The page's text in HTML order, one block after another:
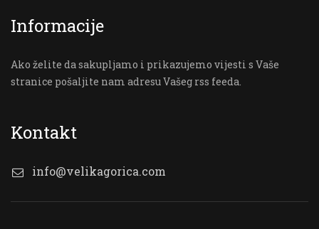
Informacije
Ako želite da sakupljamo i prikazujemo vijesti s Vaše
stranice pošaljite nam adresu Vašeg rss feeda.
Kontakt
info@velikagorica.com